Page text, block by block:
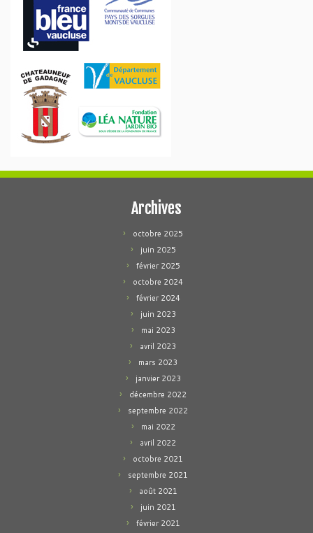
Archives
octobre 2025
juin 2025
février 2025
octobre 2024
février 2024
juin 2023
mai 2023
avril 2023
mars 2023
janvier 2023
décembre 2022
septembre 2022
mai 2022
avril 2022
octobre 2021
septembre 2021
août 2021
juin 2021
février 2021